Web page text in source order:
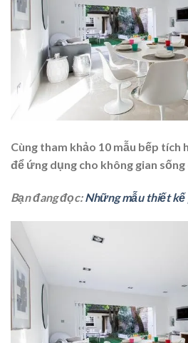
Cùng tham khảo 10 mẫu bếp
để ứng dụng cho không gian sống
Bạn đang đọc:Những mẫu thiết kế